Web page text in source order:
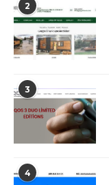
2
3
4